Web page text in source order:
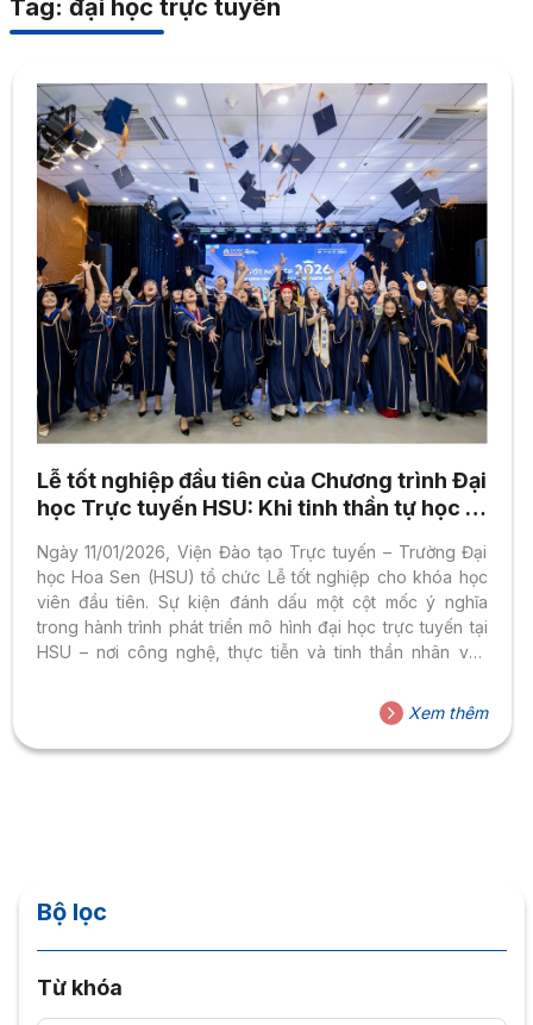
Tag: đại học trực tuyến
Lễ tốt nghiệp đầu tiên của Chương trình Đại
học Trực tuyến HSU: Khi tinh thần tự học là
Ngày 11/01/2026, Viện Đào tạo Trực tuyến – Trường Đại
học Hoa Sen (HSU) tổ chức Lễ tốt nghiệp cho khóa học
viên đầu tiên. Sự kiện đánh dấu một cột mốc ý nghĩa
trong hành trình phát triển mô hình đại học trực tuyến tại
HSU – nơi công nghệ, thực tiễn và tinh thần nhân văn
người học ở nhiều giai đoạn cuộc sống. Dấu mốc của mô
hình giáo dục linh hoạt và nhân văn Lễ tốt nghiệp đầu tiên
của Chương trình Đại...
Xem thêm
Bộ lọc
Từ khóa